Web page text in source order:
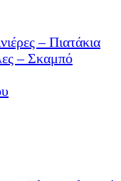
– Πιατάκια
– Σκαμπό